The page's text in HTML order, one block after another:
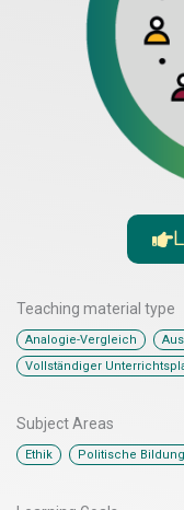
Teaching material type
Analogie-Vergleich
Vollständiger
Subject Areas
Ethik Politische Bildung